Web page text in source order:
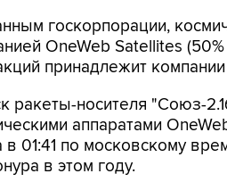
госкорпорации,
OneWeb Satellites
принадлежит
ракеты-носителя "Союз-
аппаратами
в 01:41 по московскому
в этом году.